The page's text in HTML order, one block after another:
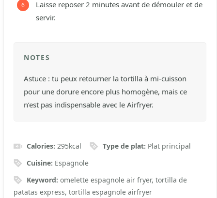
Laisse reposer 2 minutes avant de démouler et de
servir.
NOTES
Astuce : tu peux retourner la tortilla à mi-cuisson
pour une dorure encore plus homogène, mais ce
n’est pas indispensable avec le Airfryer.
Calories: 295kcal Type de plat: Plat principal
Cuisine: Espagnole
Keyword:omelette espagnole air fryer, tortilla de
patatas express, tortilla espagnole airfryer